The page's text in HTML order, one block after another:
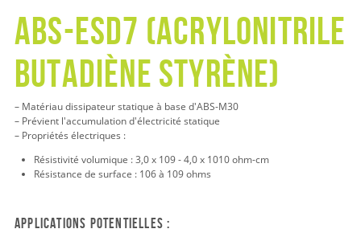
ABS-ESD7 (ACRYLONITRILE
BUTADIÈNE STYRÈNE)
– Matériau dissipateur statique à base d'ABS-M30
– Prévient l'accumulation d'électricité statique
– Propriétés électriques :
Résistivité volumique : 3,0 x 109 - 4,0 x 1010 ohm-cm
Résistance de surface : 106 à 109 ohms
Applications potentielles :